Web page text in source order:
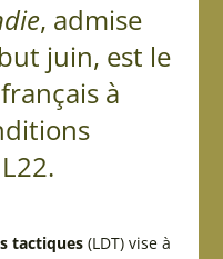
, admise
juin, est le
à
tactiques(LDT) vise à